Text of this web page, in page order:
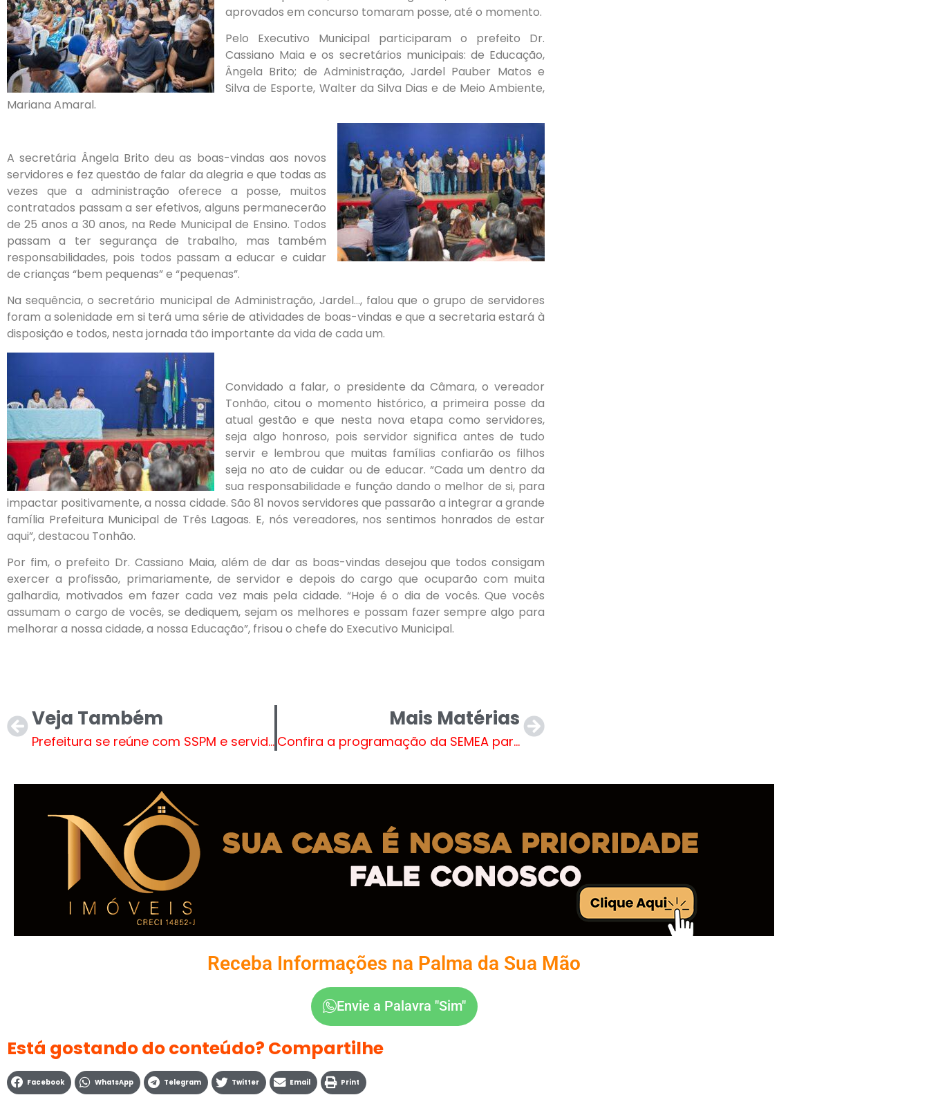
aprovados em concurso tomaram posse, até o momento.
Pelo Executivo Municipal participaram o prefeito Dr.
Cassiano Maia e os secretários municipais: de Educação,
Ângela Brito; de Administração, Jardel Pauber Matos e
Silva de Esporte, Walter da Silva Dias e de Meio Ambiente,
Mariana Amaral.
A secretária Ângela Brito deu as boas-vindas aos novos
servidores e fez questão de falar da alegria e que todas as
vezes que a administração oferece a posse, muitos
contratados passam a ser efetivos, alguns permanecerão
de 25 anos a 30 anos, na Rede Municipal de Ensino. Todos
passam a ter segurança de trabalho, mas também
responsabilidades, pois todos passam a educar e cuidar
de crianças “bem pequenas” e “pequenas”.
Na sequência, o secretário municipal de Administração, Jardel…, falou que o grupo de servidores
foram a solenidade em si terá uma série de atividades de boas-vindas e que a secretaria estará à
disposição e todos, nesta jornada tão importante da vida de cada um.
Convidado a falar, o presidente da Câmara, o vereador
Tonhão, citou o momento histórico, a primeira posse da
atual gestão e que nesta nova etapa como servidores,
seja algo honroso, pois servidor significa antes de tudo
servir e lembrou que muitas famílias confiarão os filhos
seja no ato de cuidar ou de educar. “Cada um dentro da
sua responsabilidade e função dando o melhor de si, para
impactar positivamente, a nossa cidade. São 81 novos servidores que passarão a integrar a grande
família Prefeitura Municipal de Três Lagoas. E, nós vereadores, nos sentimos honrados de estar
aqui”, destacou Tonhão.
Por fim, o prefeito Dr. Cassiano Maia, além de dar as boas-vindas desejou que todos consigam
exercer a profissão, primariamente, de servidor e depois do cargo que ocuparão com muita
galhardia, motivados em fazer cada vez mais pela cidade. “Hoje é o dia de vocês. Que vocês
assumam o cargo de vocês, se dediquem, sejam os melhores e possam fazer sempre algo para
melhorar a nossa cidade, a nossa Educação”, frisou o chefe do Executivo Municipal.
Veja Também
Prefeitura se reúne com SSPM e servidores municipais para dialogar sobre melhorias e jornada de trabalho
Mais Matérias
Confira a programação da SEMEA para roçada de áreas verdes no município
Receba Informações na Palma da Sua Mão
Envie a Palavra "Sim"
Está gostando do conteúdo? Compartilhe
Facebook WhatsApp Telegram Twitter Email Print